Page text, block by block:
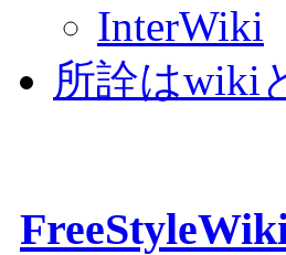
InterWiki
所詮はwiki